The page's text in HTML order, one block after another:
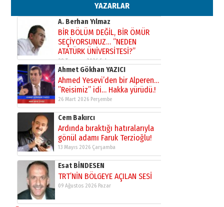
YAZARLAR
A. Berhan Yılmaz
BİR BÖLÜM DEĞİL, BİR ÖMÜR
SEÇİYORSUNUZ… “NEDEN
ATATÜRK ÜNİVERSİTESİ?”
28 Temmuz 2026 Salı
Ahmet Gökhan YAZICI
Ahmed Yesevi’den bir Alperen…
”Reisimiz” idi… Hakka yürüdü.!
26 Mart 2026 Perşembe
Cem Bakırcı
Ardında bıraktığı hatıralarıyla
gönül adamı Faruk Terzioğlu!
13 Mayıs 2026 Çarşamba
Esat BİNDESEN
TRT’NİN BÖLGEYE AÇILAN SESİ
09 Ağustos 2026 Pazar